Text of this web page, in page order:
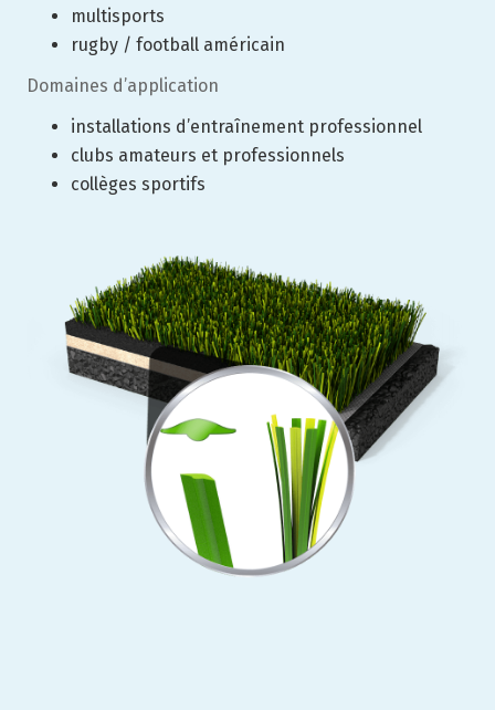
multisports
rugby / football américain
Domaines d’application
installations d’entraînement professionnel
clubs amateurs et professionnels
collèges sportifs